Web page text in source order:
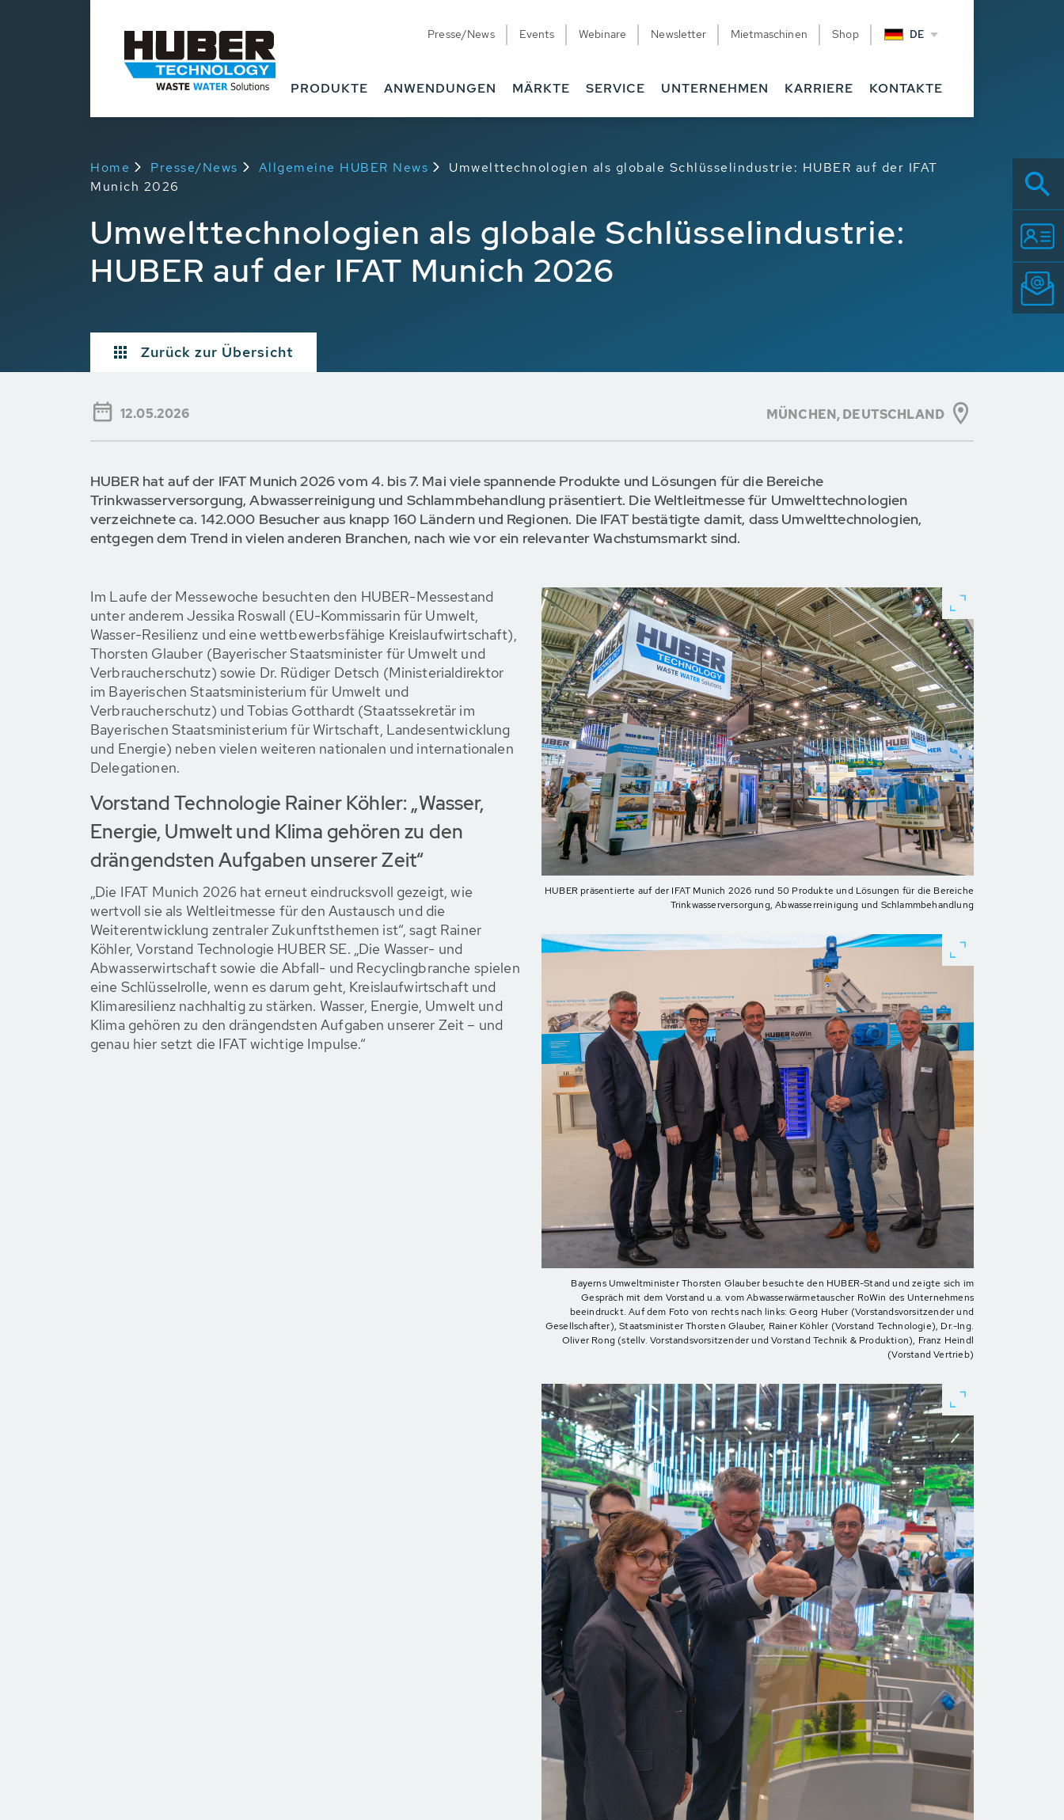
Presse/News Events Webinare Newsletter Mietmaschinen Shop DE
PRODUKTE ANWENDUNGEN MÄRKTE SERVICE UNTERNEHMEN KARRIERE KONTAKTE
Home Presse/News Allgemeine HUBER News
Umwelttechnologien als globale Schlüsselindustrie: HUBER auf der IFAT
Munich 2026
Umwelttechnologien als globale Schlüsselindustrie:
HUBER auf der IFAT Munich 2026
Zurück zur Übersicht
12.05.2026 MÜNCHEN,DEUTSCHLAND
HUBER hat auf der IFAT Munich 2026 vom 4. bis 7. Mai viele spannende Produkte und Lösungen für die Bereiche
Trinkwasserversorgung, Abwasserreinigung und Schlammbehandlung präsentiert. Die Weltleitmesse für Umwelttechnologien
verzeichnete ca. 142.000 Besucher aus knapp 160 Ländern und Regionen. Die IFAT bestätigte damit, dass Umwelttechnologien,
entgegen dem Trend in vielen anderen Branchen, nach wie vor ein relevanter Wachstumsmarkt sind.
Im Laufe der Messewoche besuchten den HUBER-Messestand
unter anderem Jessika Roswall (EU-Kommissarin für Umwelt,
Wasser-Resilienz und eine wettbewerbsfähige Kreislaufwirtschaft),
Thorsten Glauber (Bayerischer Staatsminister für Umwelt und
Verbraucherschutz) sowie Dr. Rüdiger Detsch (Ministerialdirektor
im Bayerischen Staatsministerium für Umwelt und
Verbraucherschutz) und Tobias Gotthardt (Staatssekretär im
Bayerischen Staatsministerium für Wirtschaft, Landesentwicklung
und Energie) neben vielen weiteren nationalen und internationalen
Delegationen.
Vorstand Technologie Rainer Köhler: „Wasser,
Energie, Umwelt und Klima gehören zu den
drängendsten Aufgaben unserer Zeit“
„Die IFAT Munich 2026 hat erneut eindrucksvoll gezeigt, wie
wertvoll sie als Weltleitmesse für den Austausch und die
Weiterentwicklung zentraler Zukunftsthemen ist“, sagt Rainer
Köhler, Vorstand Technologie HUBER SE. „Die Wasser- und
Abwasserwirtschaft sowie die Abfall- und Recyclingbranche spielen
eine Schlüsselrolle, wenn es darum geht, Kreislaufwirtschaft und
Klimaresilienz nachhaltig zu stärken. Wasser, Energie, Umwelt und
Klima gehören zu den drängendsten Aufgaben unserer Zeit – und
genau hier setzt die IFAT wichtige Impulse.“
HUBER präsentierte auf der IFAT Munich 2026 rund 50 Produkte und Lösungen für die Bereiche
Trinkwasserversorgung, Abwasserreinigung und Schlammbehandlung
Bayerns Umweltminister Thorsten Glauber besuchte den HUBER-Stand und zeigte sich im
Gespräch mit dem Vorstand u.a. vom Abwasserwärmetauscher RoWin des Unternehmens
beeindruckt. Auf dem Foto von rechts nach links: Georg Huber (Vorstandsvorsitzender und
Gesellschafter), Staatsminister Thorsten Glauber, Rainer Köhler (Vorstand Technologie), Dr.-Ing.
Oliver Rong (stellv. Vorstandsvorsitzender und Vorstand Technik & Produktion), Franz Heindl
(Vorstand Vertrieb)